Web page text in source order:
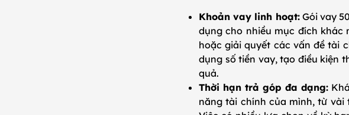
Khoản vay linh hoạt:Gói vay
dụng cho nhiều mục đích
hoặc giải quyết các vấn đề tài
dụng số tiền vay, tạo điều kiện
quả.
Thời hạn trả góp đa dạng:
năng tài chính của mình, từ